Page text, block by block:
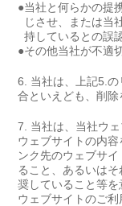
●当社と何らかの提
じさせ、または当
持しているとの誤
●その他当社が不適
当社は、上記5.
合といえども、削除
当社は、当社ウ
ウェブサイトの内
ンク先のウェブサ
ること、あるいは
奨していること等
ウェブサイトのご